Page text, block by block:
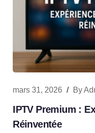
mars 31, 2026 / By
IPTV Premium :
Réinventée